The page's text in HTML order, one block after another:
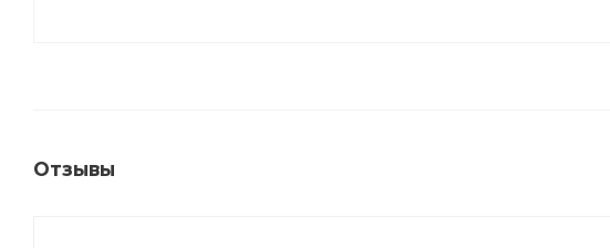
Отзывы